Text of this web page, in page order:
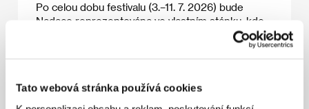
Tato webová stránka používá cookies
Po celou dobu festivalu (3.–11. 7. 2026) bude
Nadace reprezentována ve vlastním stánku, kde
se návštěvníci budou moci zapojit do diskuzí,
VIZE 97: odkaz Václava Havla, podporu vzdělávání
a mladých talentů, kulturní a společenský prostor